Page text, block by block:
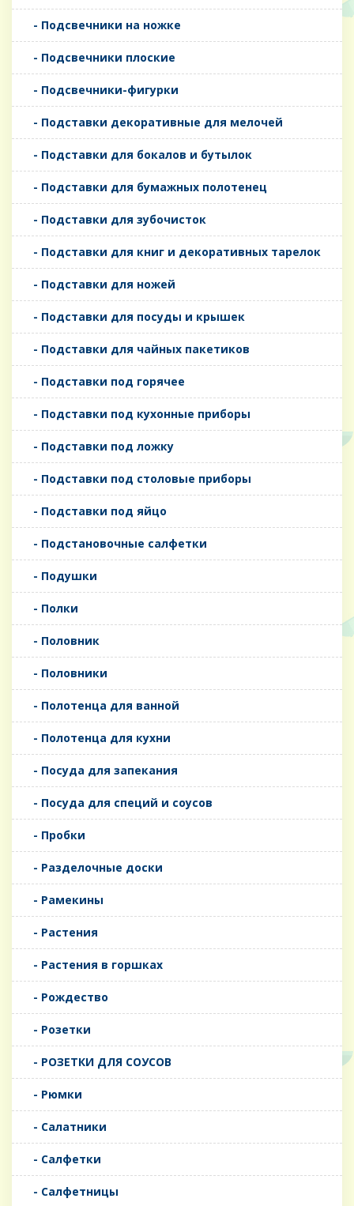
- Подсвечники на ножке
- Подсвечники плоские
- Подсвечники-фигурки
- Подставки декоративные для мелочей
- Подставки для бокалов и бутылок
- Подставки для бумажных полотенец
- Подставки для зубочисток
- Подставки для книг и декоративных тарелок
- Подставки для ножей
- Подставки для посуды и крышек
- Подставки для чайных пакетиков
- Подставки под горячее
- Подставки под кухонные приборы
- Подставки под ложку
- Подставки под столовые приборы
- Подставки под яйцо
- Подстановочные салфетки
- Подушки
- Полки
- Половник
- Половники
- Полотенца для ванной
- Полотенца для кухни
- Посуда для запекания
- Посуда для специй и соусов
- Пробки
- Разделочные доски
- Рамекины
- Растения
- Растения в горшках
- Рождество
- Розетки
- РОЗЕТКИ ДЛЯ СОУСОВ
- Рюмки
- Салатники
- Салфетки
- Салфетницы